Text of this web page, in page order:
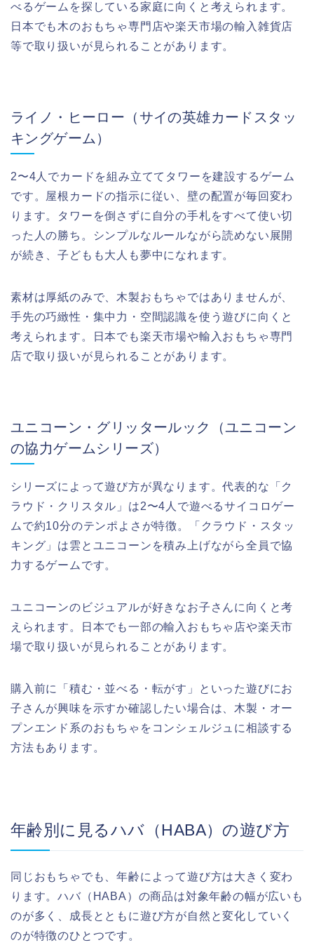
べるゲームを探している家庭に向くと考えられます。
日本でも木のおもちゃ専門店や楽天市場の輸入雑貨店
等で取り扱いが見られることがあります。
ライノ・ヒーロー（サイの英雄カードスタッ
キングゲーム）
2〜4人でカードを組み立ててタワーを建設するゲーム
です。屋根カードの指示に従い、壁の配置が毎回変わ
ります。タワーを倒さずに自分の手札をすべて使い切
った人の勝ち。シンプルなルールながら読めない展開
が続き、子どもも大人も夢中になれます。
素材は厚紙のみで、木製おもちゃではありませんが、
手先の巧緻性・集中力・空間認識を使う遊びに向くと
考えられます。日本でも楽天市場や輸入おもちゃ専門
店で取り扱いが見られることがあります。
ユニコーン・グリッタールック（ユニコーン
の協力ゲームシリーズ）
シリーズによって遊び方が異なります。代表的な「ク
ラウド・クリスタル」は2〜4人で遊べるサイコロゲー
ムで約10分のテンポよさが特徴。「クラウド・スタッ
キング」は雲とユニコーンを積み上げながら全員で協
力するゲームです。
ユニコーンのビジュアルが好きなお子さんに向くと考
えられます。日本でも一部の輸入おもちゃ店や楽天市
場で取り扱いが見られることがあります。
購入前に「積む・並べる・転がす」といった遊びにお
子さんが興味を示すか確認したい場合は、木製・オー
プンエンド系のおもちゃをコンシェルジュに相談する
方法もあります。
年齢別に見るハバ（HABA）の遊び方
同じおもちゃでも、年齢によって遊び方は大きく変わ
ります。ハバ（HABA）の商品は対象年齢の幅が広いも
のが多く、成長とともに遊び方が自然と変化していく
のが特徴のひとつです。